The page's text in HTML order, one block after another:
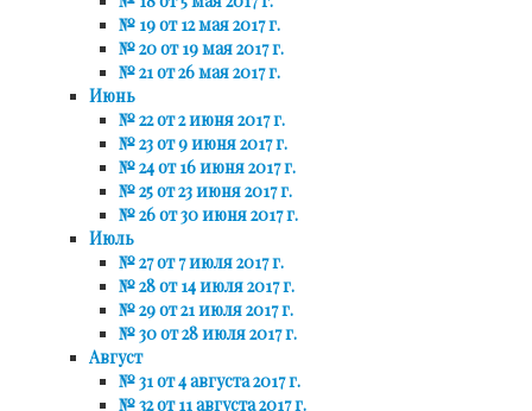
№ 19 от 12 мая 2017 г.
№ 20 от 19 мая 2017 г.
№ 21 от 26 мая 2017 г.
Июнь
№ 22 от 2 июня 2017 г.
№ 23 от 9 июня 2017 г.
№ 24 от 16 июня 2017 г.
№ 25 от 23 июня 2017 г.
№ 26 от 30 июня 2017 г.
Июль
№ 27 от 7 июля 2017 г.
№ 28 от 14 июля 2017 г.
№ 29 от 21 июля 2017 г.
№ 30 от 28 июля 2017 г.
Август
№ 31 от 4 августа 2017 г.
№ 32 от 11 августа 2017 г.